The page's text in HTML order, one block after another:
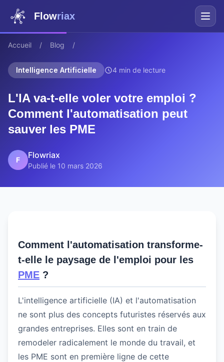
Flowriax
Accueil / Blog /
Intelligence Artificielle 4 min de lecture
L'IA va-t-elle voler votre emploi ?
Comment l'automatisation peut
sauver les PME
F Flowriax
Publié le 10 mars 2026
Comment l'automatisation transforme-
t-elle le paysage de l'emploi pour les
PME ?
L'intelligence artificielle (IA) et l'automatisation
ne sont plus des concepts futuristes réservés aux
grandes entreprises. Elles sont en train de
remodeler radicalement le monde du travail, et
les PME sont en première ligne de cette